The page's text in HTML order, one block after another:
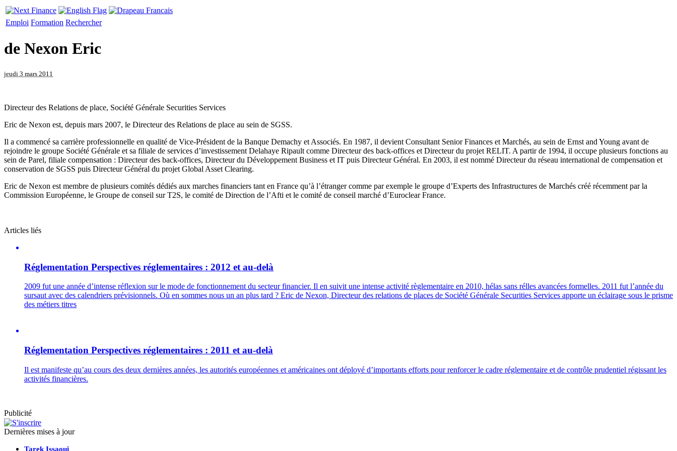
Emploi Formation Rechercher
de Nexon Eric
jeudi 3 mars 2011
Directeur des Relations de place, Société Générale Securities Services
Eric de Nexon est, depuis mars 2007, le Directeur des Relations de place au sein de SGSS.
Il a commencé sa carrière professionnelle en qualité de Vice-Président de la Banque Demachy et Associés. En 1987, il devient Consultant Senior Finances et Marchés, au sein de Ernst and Young avant de
rejoindre le groupe Société Générale et sa filiale de services d’investissement Delahaye Ripault comme Directeur des back-offices et Directeur du projet RELIT. A partir de 1994, il occupe plusieurs fonctions au
sein de Parel, filiale compensation : Directeur des back-offices, Directeur du Développement Business et IT puis Directeur Général. En 2003, il est nommé Directeur du réseau international de compensation et
conservation de SGSS puis Directeur Général du projet Global Asset Clearing.
Eric de Nexon est membre de plusieurs comités dédiés aux marches financiers tant en France qu’à l’étranger comme par exemple le groupe d’Experts des Infrastructures de Marchés créé récemment par la
Commission Européenne, le Groupe de conseil sur T2S, le comité de Direction de l’Afti et le comité de conseil marché d’Euroclear France.
Articles liés
Réglementation Perspectives réglementaires : 2012 et au-delà
2009 fut une année d’intense réflexion sur le mode de fonctionnement du secteur financier. Il en suivit une intense activité règlementaire en 2010, hélas sans rélles avancées formelles. 2011 fut l’année du
sursaut avec des calendriers prévisionnels. Où en sommes nous un an plus tard ? Eric de Nexon, Directeur des relations de places de Société Générale Securities Services apporte un éclairage sous le prisme
des métiers titres
Réglementation Perspectives réglementaires : 2011 et au-delà
Il est manifeste qu’au cours des deux dernières années, les autorités européennes et américaines ont déployé d’importants efforts pour renforcer le cadre réglementaire et de contrôle prudentiel régissant les
activités financières.
Publicité
Dernières mises à jour
Tarek Issaoui